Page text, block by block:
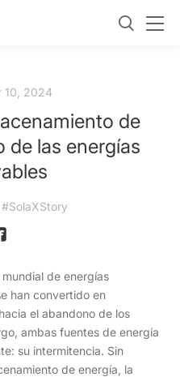
10, 2024
de
de las energías
de energías
han convertido en
el abandono de los
ambas fuentes de energía
su intermitencia. Sin
de energía, la